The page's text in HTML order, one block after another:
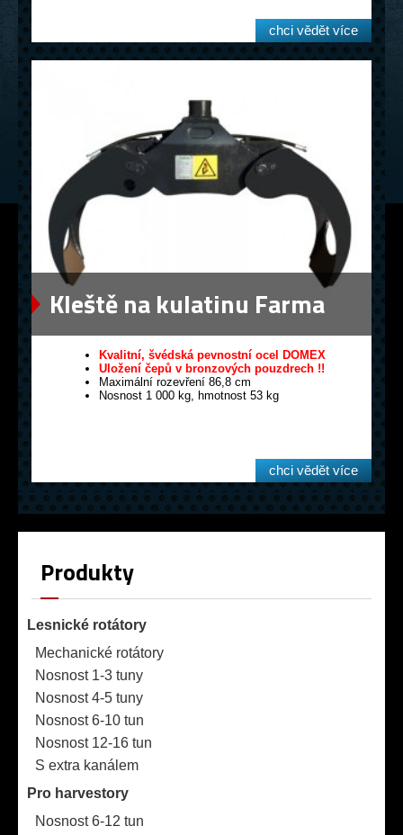
chci vědět více
Kleště na kulatinu Farma
0,12
Kvalitní, švédská pevnostní ocel DOMEX
Uložení čepů v bronzových pouzdrech !!
Maximální rozevření 86,8 cm
Nosnost 1 000 kg, hmotnost 53 kg
chci vědět více
Produkty
Lesnické rotátory
Mechanické rotátory
Nosnost 1-3 tuny
Nosnost 4-5 tuny
Nosnost 6-10 tun
Nosnost 12-16 tun
S extra kanálem
Pro harvestory
Nosnost 6-12 tun